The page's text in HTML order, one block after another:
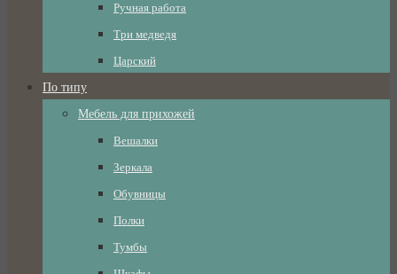
Ручная работа
Три медведя
Царский
По типу
Мебель для прихожей
Вешалки
Зеркала
Обувницы
Полки
Тумбы